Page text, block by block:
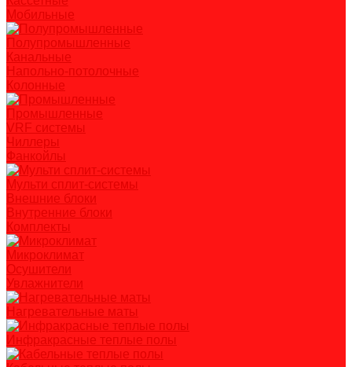
Мобильные
Полупромышленные
Канальные
Напольно-потолочные
Колонные
Промышленные
VRF системы
Чиллеры
Фанкойлы
Мульти сплит-системы
Внешние блоки
Внутренние блоки
Комплекты
Микроклимат
Осушители
Увлажнители
Нагревательные маты
Инфракрасные теплые полы